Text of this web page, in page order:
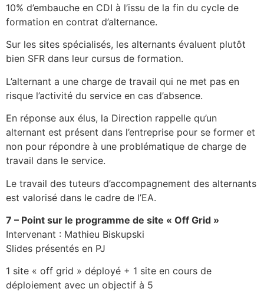
10% d’embauche en CDI à l’issu de la fin du cycle de
formation en contrat d’alternance.
Sur les sites spécialisés, les alternants évaluent plutôt
bien SFR dans leur cursus de formation.
L’alternant a une charge de travail qui ne met pas en
risque l’activité du service en cas d’absence.
En réponse aux élus, la Direction rappelle qu’un
alternant est présent dans l’entreprise pour se former et
non pour répondre à une problématique de charge de
travail dans le service.
Le travail des tuteurs d’accompagnement des alternants
est valorisé dans le cadre de l’EA.
7 – Point sur le programme de site « Off Grid »
Intervenant : Mathieu Biskupski
Slides présentés en PJ
1 site « off grid » déployé + 1 site en cours de
déploiement avec un objectif à 5